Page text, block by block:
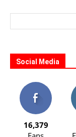
Social Media
16,379